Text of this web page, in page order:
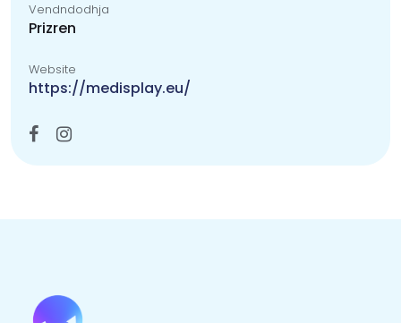
Vendndodhja
Prizren
Website
https://medisplay.eu/